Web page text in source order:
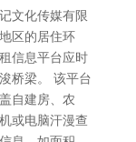
文化传媒有限
区的居住环
信息平台应时
桥梁。 该平台
自建房、农
或电脑汗漫查